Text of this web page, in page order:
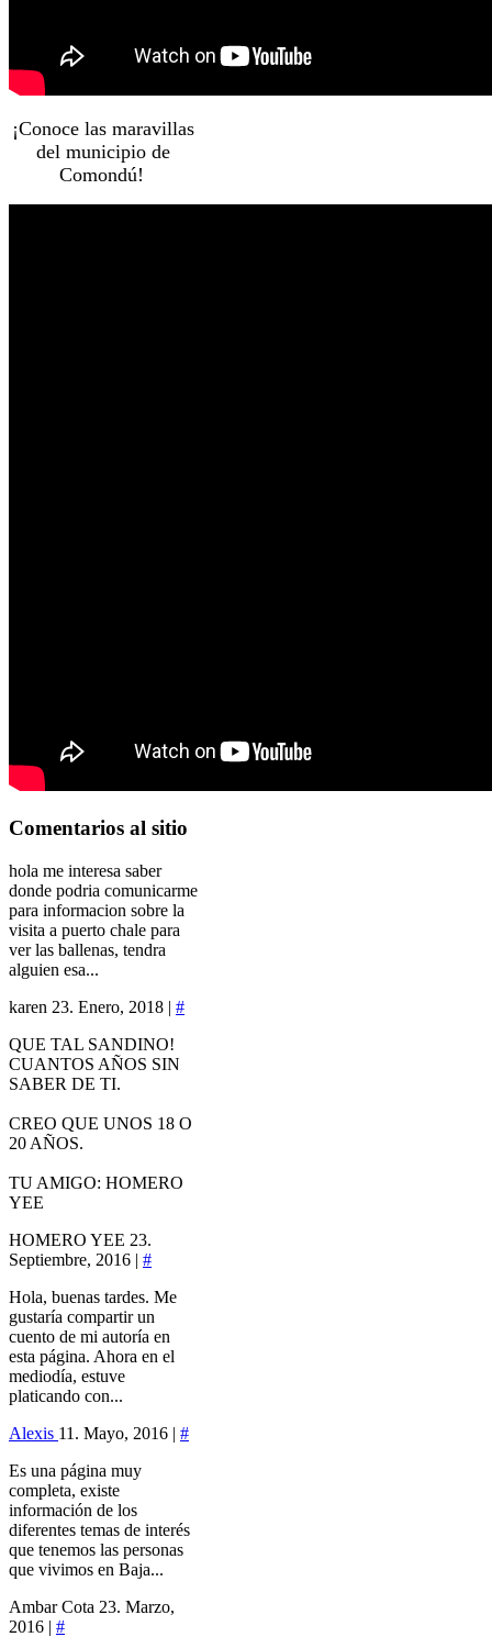
¡Conoce las maravillas
del municipio de
Comondú!
Comentarios al sitio
hola me interesa saber
donde podria comunicarme
para informacion sobre la
visita a puerto chale para
ver las ballenas, tendra
alguien esa...
karen 23. Enero, 2018 | #
QUE TAL SANDINO!
CUANTOS AÑOS SIN
SABER DE TI.
CREO QUE UNOS 18 O
20 AÑOS.
TU AMIGO: HOMERO
YEE
HOMERO YEE 23.
Septiembre, 2016 | #
Hola, buenas tardes. Me
gustaría compartir un
cuento de mi autoría en
esta página. Ahora en el
mediodía, estuve
platicando con...
Alexis 11. Mayo, 2016 | #
Es una página muy
completa, existe
información de los
diferentes temas de interés
que tenemos las personas
que vivimos en Baja...
Ambar Cota 23. Marzo,
2016 | #